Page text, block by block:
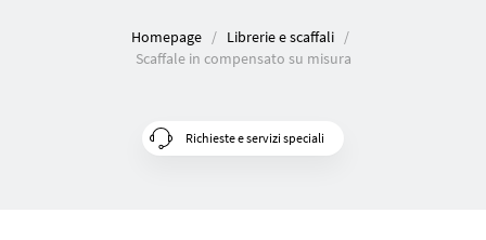
Homepage
Librerie e scaffali
Scaffale in compensato su misura
Richieste e servizi speciali